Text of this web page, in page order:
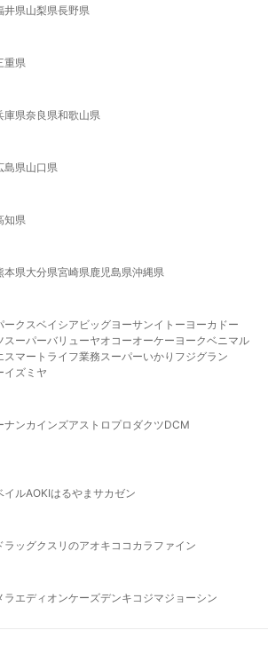
井県山梨県長野県
重県
庫県奈良県和歌山県
島県山口県
知県
本県大分県宮崎県鹿児島県沖縄県
ークスベイシア ビッグヨーサンイトーヨーカドー
スーパーバリューヤオコーオーケー ヨークベニマル
スマート ライフ業務スーパーいかり フジグラン
イズミヤ
ナンカインズアストロプロダクツDCM
イルAOKIはるやま サカゼン
ラッグクスリのアオキ ココカラファイン
ラエディオンケーズデンキ コジマジョーシン